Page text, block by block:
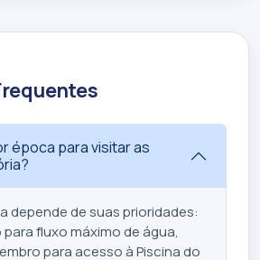
época para visitar as
depende de suas prioridades:
fluxo máximo de água,
para acesso à Piscina do